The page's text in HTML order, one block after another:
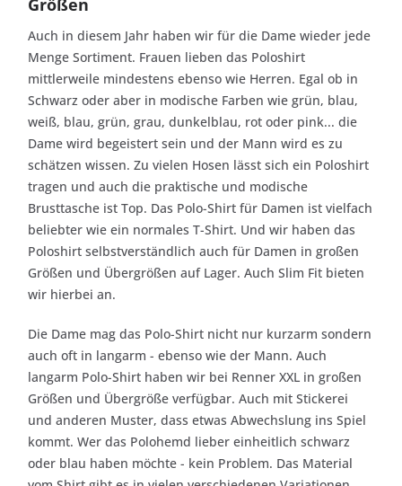
Auch in diesem Jahr haben wir für die Dame wieder jede
Menge Sortiment. Frauen lieben das Poloshirt
mittlerweile mindestens ebenso wie Herren. Egal ob in
Schwarz oder aber in modische Farben wie grün, blau,
weiß, blau, grün, grau, dunkelblau, rot oder pink... die
Dame wird begeistert sein und der Mann wird es zu
schätzen wissen. Zu vielen Hosen lässt sich ein Poloshirt
tragen und auch die praktische und modische
Brusttasche ist Top. Das Polo-Shirt für Damen ist vielfach
beliebter wie ein normales T-Shirt. Und wir haben das
Poloshirt selbstverständlich auch für Damen in großen
Größen und Übergrößen auf Lager. Auch Slim Fit bieten
wir hierbei an.
Die Dame mag das Polo-Shirt nicht nur kurzarm sondern
auch oft in langarm - ebenso wie der Mann. Auch
langarm Polo-Shirt haben wir bei Renner XXL in großen
Größen und Übergröße verfügbar. Auch mit Stickerei
und anderen Muster, dass etwas Abwechslung ins Spiel
kommt. Wer das Polohemd lieber einheitlich schwarz
oder blau haben möchte - kein Problem. Das Material